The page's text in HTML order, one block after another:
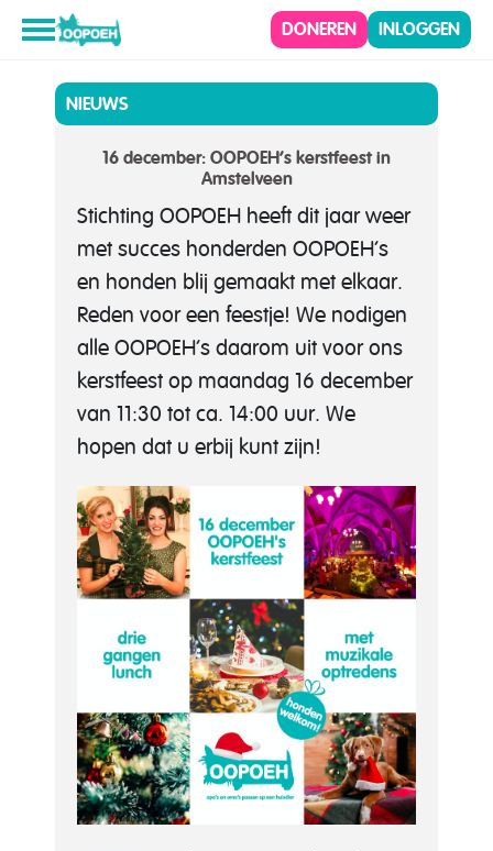
DONEREN INLOGGEN
NIEUWS
16 december: OOPOEH’s kerstfeest in
Amstelveen
Stichting OOPOEH heeft dit jaar weer
met succes honderden OOPOEH’s
en honden blij gemaakt met elkaar.
Reden voor een feestje! We nodigen
alle OOPOEH’s daarom uit voor ons
kerstfeest op maandag 16 december
van 11:30 tot ca. 14:00 uur. We
hopen dat u erbij kunt zijn!